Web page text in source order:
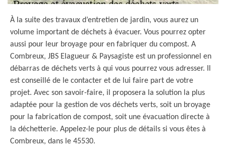
À la suite des travaux d’entretien de jardin, vous aurez un
volume important de déchets à évacuer. Vous pourrez opter
aussi pour leur broyage pour en fabriquer du compost. A
Combreux, JBS Elagueur & Paysagiste est un professionnel en
débarras de déchets verts à qui vous pourrez vous adresser. Il
est conseillé de le contacter et de lui faire part de votre
projet. Avec son savoir-faire, il proposera la solution la plus
adaptée pour la gestion de vos déchets verts, soit un broyage
pour la fabrication de compost, soit une évacuation directe à
la déchetterie. Appelez-le pour plus de détails si vous êtes à
Combreux, dans le 45530.